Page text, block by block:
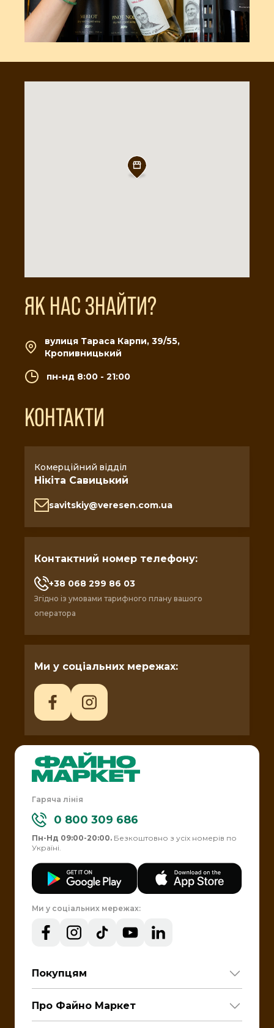
ЯК НАС ЗНАЙТИ?
вулиця Тараса Карпи, 39/55,
Кропивницький
пн-нд 8:00 - 21:00
КОНТАКТИ
Комерційний відділ
Нікіта Савицький
savitskiy@veresen.com.ua
Контактний номер телефону:
+38 068 299 86 03
Згідно із умовами тарифного плану вашого
оператора
Ми у соціальних мережах:
Покупцям
Про Файно Маркет
Гаряча лінія
0 800 309 686
Пн-Нд 09:00-20:00. Безкоштовно з усіх номерів по
Україні.
Ми у соціальних мережах: